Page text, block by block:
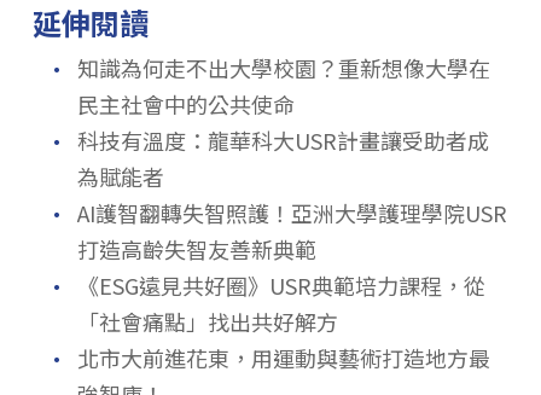
延伸閱讀
．
知識為何走不出大學校園？重新想像大學在
民主社會中的公共使命
． 科技有溫度：龍華科大USR計畫讓受助者成
為賦能者
． AI護智翻轉失智照護！亞洲大學護理學院USR
打造高齡失智友善新典範
．
《ESG遠見共好圈》USR典範培力課程，從
「社會痛點」找出共好解方
．
北市大前進花東，用運動與藝術打造地方最